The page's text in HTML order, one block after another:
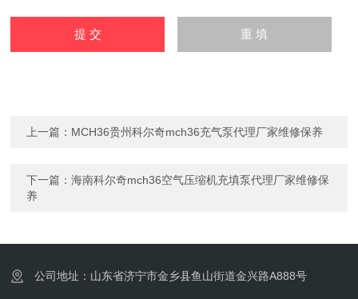
上一篇： MCH36贵州科尔奇mch36充气泵代理厂家维修保养
下一篇：海南科尔奇mch36空气压缩机充填泵代理厂家维修保
养
公司地址：山东省济宁市金乡县鱼山街道金兴路A888号